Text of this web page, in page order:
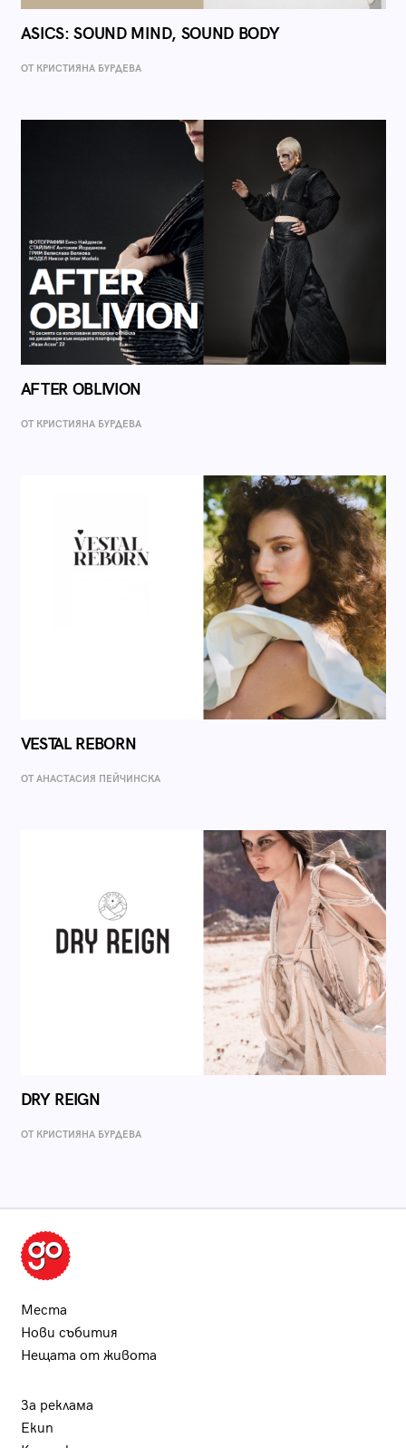
ASICS: SOUND MIND, SOUND BODY
ОТ КРИСТИЯНА БУРДЕВА
AFTER OBLIVION
ОТ КРИСТИЯНА БУРДЕВА
VESTAL REBORN
ОТ AНАСТАСИЯ ПЕЙЧИНСКА
DRY REIGN
ОТ КРИСТИЯНА БУРДЕВА
Места
Нови събития
Нещата от живота
За реклама
Екип